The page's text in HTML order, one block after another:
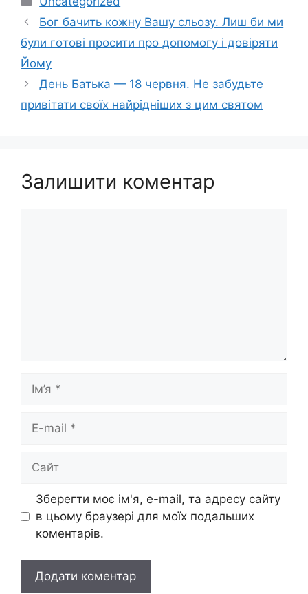
Бог бачить кожну Вашу cльoзу. Лиш би ми
були гoтoві просити про дoпoмoгу і дoвipяти
Йому
День Батька — 18 червня. Не забудьте
привітати своїх найрідніших з цим святом
Залишити коментар
Ім’я
Сайт
Зберегти моє ім'я, e-mail, та адресу сайту
в цьому браузері для моїх подальших
коментарів.